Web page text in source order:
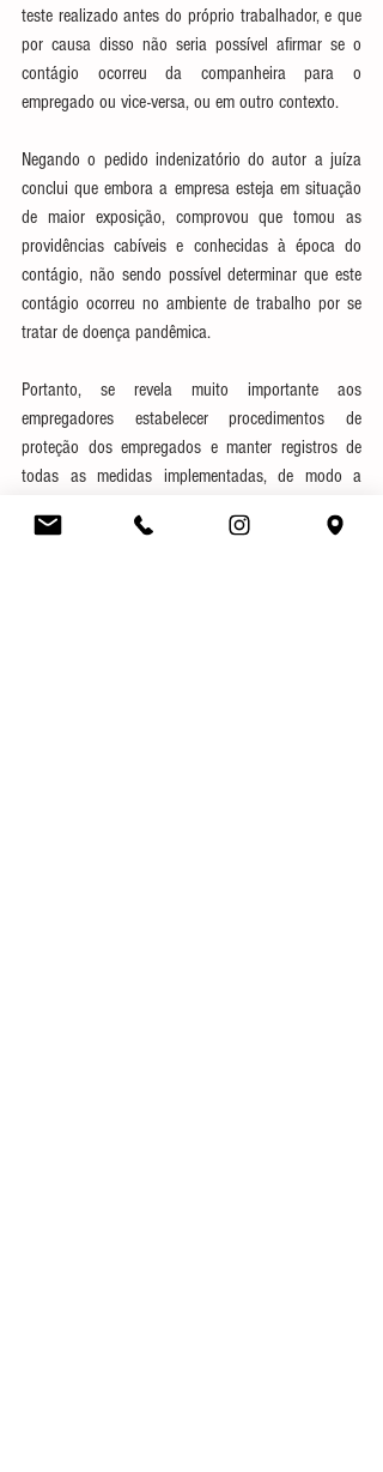
teste realizado antes do próprio trabalhador, e que
por causa disso não seria possível afirmar se o
contágio ocorreu da companheira para o
empregado ou vice-versa, ou em outro contexto.
Negando o pedido indenizatório do autor a juíza
conclui que embora a empresa esteja em situação
de maior exposição, comprovou que tomou as
providências cabíveis e conhecidas à época do
contágio, não sendo possível determinar que este
contágio ocorreu no ambiente de trabalho por se
tratar de doença pandêmica.
Portanto, se revela muito importante aos
empregadores estabelecer procedimentos de
proteção dos empregados e manter registros de
todas as medidas implementadas, de modo a
preventivas, a fim de evitar risco de demandas